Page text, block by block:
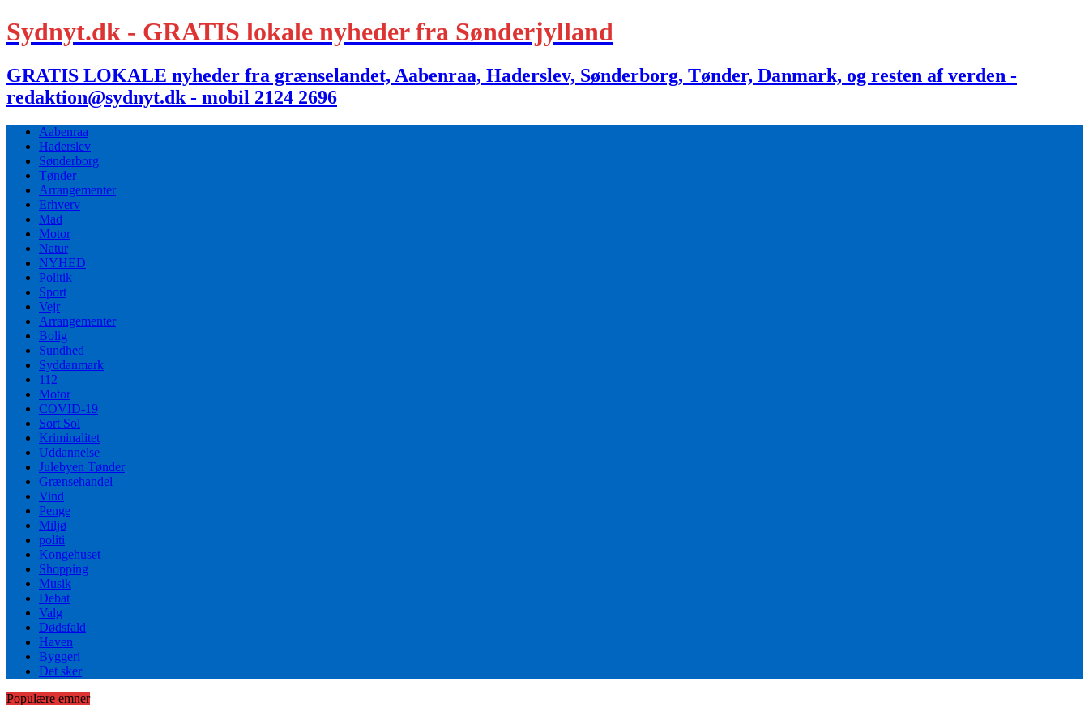
Sydnyt.dk - GRATIS lokale nyheder fra Sønderjylland
GRATIS LOKALE nyheder fra grænselandet, Aabenraa, Haderslev, Sønderborg, Tønder, Danmark, og resten af verden -
redaktion@sydnyt.dk - mobil 2124 2696
Aabenraa
Haderslev
Sønderborg
Tønder
Arrangementer
Erhverv
Mad
Motor
Natur
NYHED
Politik
Sport
Vejr
Arrangementer
Bolig
Sundhed
Syddanmark
112
Motor
COVID-19
Sort Sol
Kriminalitet
Uddannelse
Julebyen Tønder
Grænsehandel
Vind
Penge
Miljø
politi
Kongehuset
Shopping
Musik
Debat
Valg
Dødsfald
Haven
Byggeri
Det sker
Populære emner